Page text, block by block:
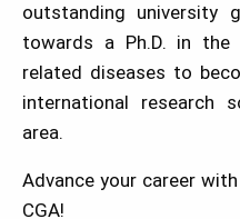
outstanding university
towards a Ph.D. in
related diseases to
international research
area.
Advance your career
CGA!